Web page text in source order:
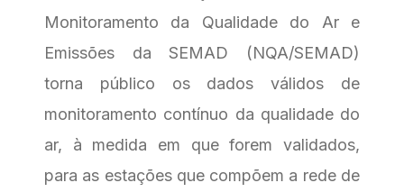
Monitoramento da Qualidade do Ar e
Emissões da SEMAD (NQA/SEMAD)
torna público os dados válidos de
monitoramento contínuo da qualidade do
ar, à medida em que forem validados,
para as estações que compõem a rede de